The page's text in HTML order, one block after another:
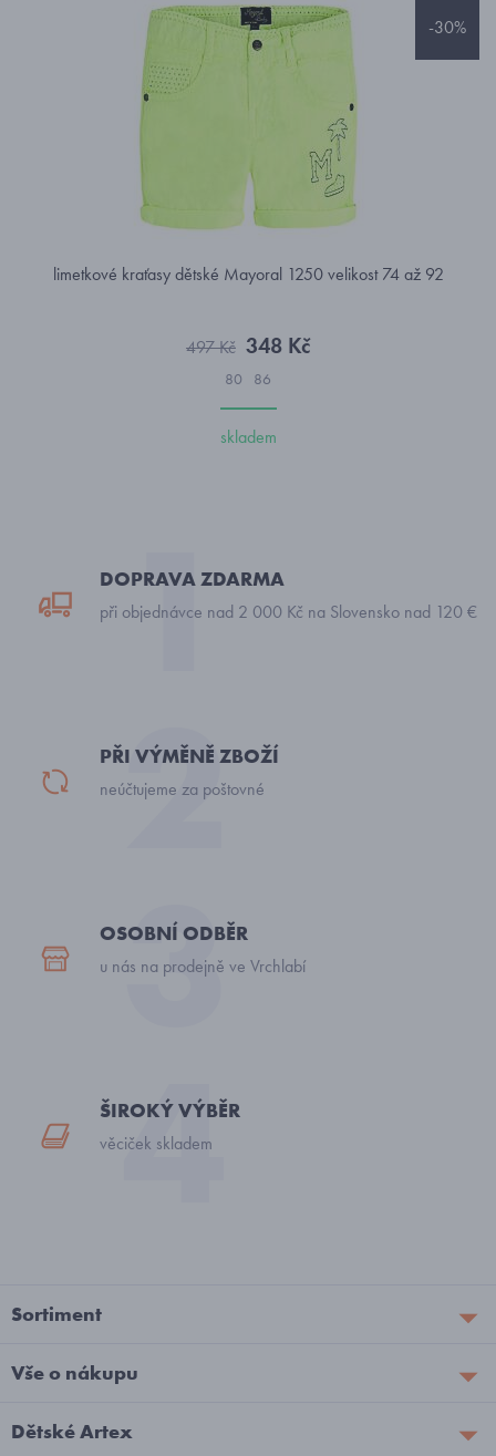
-30%
limetkové kraťasy dětské Mayoral 1250 velikost 74 až 92
497 Kč 348 Kč
80 86
skladem
DOPRAVA ZDARMA
při objednávce nad 2 000 Kč na Slovensko nad 120 €
PŘI VÝMĚNĚ ZBOŽÍ
neúčtujeme za poštovné
OSOBNÍ ODBĚR
u nás na prodejně ve Vrchlabí
ŠIROKÝ VÝBĚR
věciček skladem
Sortiment
Vše o nákupu
Dětské Artex